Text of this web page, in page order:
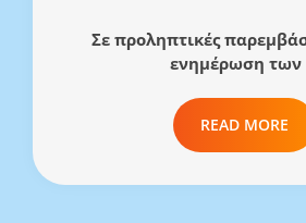
Σε προληπτικές
ενημέρωση των
READ MORE